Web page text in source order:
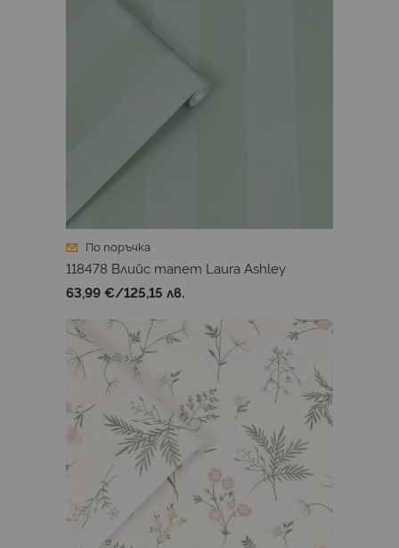
По поръчка
118478 Влийс тапет Laura Ashley
63,99 €/125,15 лв.